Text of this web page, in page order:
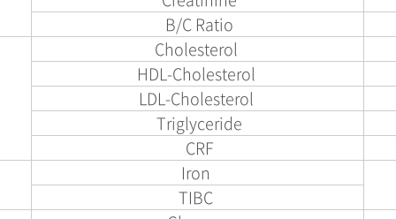
B/C Ratio
Cholesterol
HDL-Cholesterol
LDL-Cholesterol
Triglyceride
CRF
Iron
TIBC